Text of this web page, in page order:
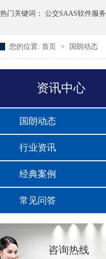
热门关键词： 公交SAAS软件服务
您的位置: 首页 > 国朗动态
资讯中心
国朗动态
行业资讯
经典案例
常见问答
咨询热线